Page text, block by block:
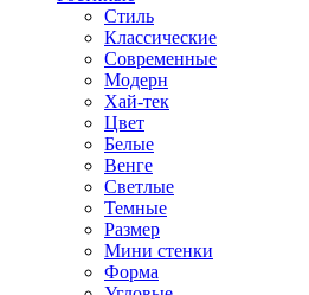
Стиль
Классические
Современные
Модерн
Хай-тек
Цвет
Белые
Венге
Светлые
Темные
Размер
Мини стенки
Форма